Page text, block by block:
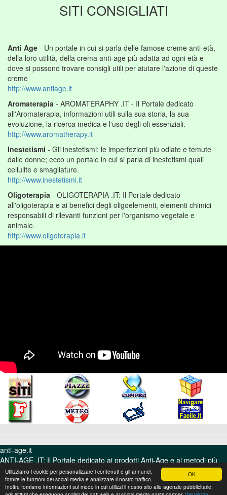
OK
Utilizziamo i cookie per personalizzare i contenuti e gli annunci,
fornire le funzioni dei social media e analizzare il nostro traffico.
Inoltre forniamo informazioni sul modo in cui utilizzi il nostro sito alle agenzie pubblicitarie,
SITI CONSIGLIATI
Anti Age - Un portale in cui si parla delle famose creme anti-età,
della loro utilità, della crema anti-age più adatta ad ogni età e
dove si possono trovare consigli utili per aiutare l'azione di queste
creme
http://www.antiage.it
Aromaterapia - AROMATERAPHY .IT - Il Portale dedicato
all'Aromaterapia, informazioni utili sulla sua storia, la sua
evoluzione, la ricerca medica e l'uso degli oli essenziali.
http://www.aromatherapy.it
Inestetismi - Gli inestetismi: le imperfezioni più odiate e temute
dalle donne; ecco un portale in cui si parla di inestetismi quali
cellulite e smagliature.
http://www.inestetismi.it
Oligoterapia - OLIGOTERAPIA .IT: Il Portale dedicato
all'oligoterapia e ai benefici degli oligoelementi, elementi chimici
responsabili di rilevanti funzioni per l'organismo vegetale e
animale.
http://www.oligoterapia.it
anti-age.it
ANTI-AGE .IT: Il Portale dedicato ai prodotti Anti-Age e ai metodi più
efficaci per combattere le rughe e i segni dell'età.
© Video Italia Production srl - Bologna - P.I. 04322860372 - REA BO